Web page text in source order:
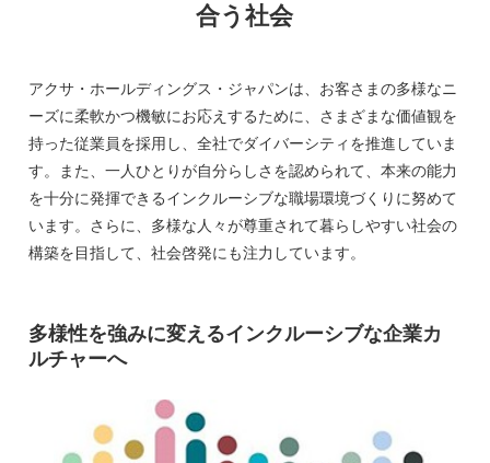
合う社会
アクサ・ホールディングス・ジャパンは、お客さまの多様なニ
ーズに柔軟かつ機敏にお応えするために、さまざまな価値観を
持った従業員を採用し、全社でダイバーシティを推進していま
す。また、一人ひとりが自分らしさを認められて、本来の能力
を十分に発揮できるインクルーシブな職場環境づくりに努めて
います。さらに、多様な人々が尊重されて暮らしやすい社会の
構築を目指して、社会啓発にも注力しています。
多様性を強みに変えるインクルーシブな企業カ
ルチャーへ